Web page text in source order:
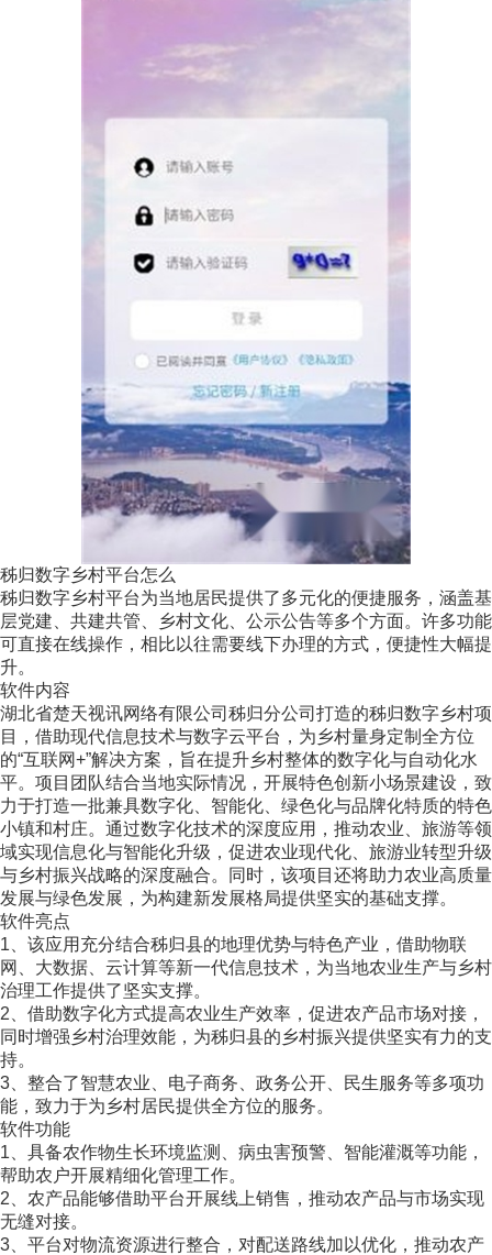
秭归数字乡村平台怎么
秭归数字乡村平台为当地居民提供了多元化的便捷服务，涵盖基
层党建、共建共管、乡村文化、公示公告等多个方面。许多功能
可直接在线操作，相比以往需要线下办理的方式，便捷性大幅提
升。
软件内容
湖北省楚天视讯网络有限公司秭归分公司打造的秭归数字乡村项
目，借助现代信息技术与数字云平台，为乡村量身定制全方位
的“互联网+”解决方案，旨在提升乡村整体的数字化与自动化水
平。项目团队结合当地实际情况，开展特色创新小场景建设，致
力于打造一批兼具数字化、智能化、绿色化与品牌化特质的特色
小镇和村庄。通过数字化技术的深度应用，推动农业、旅游等领
域实现信息化与智能化升级，促进农业现代化、旅游业转型升级
与乡村振兴战略的深度融合。同时，该项目还将助力农业高质量
发展与绿色发展，为构建新发展格局提供坚实的基础支撑。
软件亮点
1、该应用充分结合秭归县的地理优势与特色产业，借助物联
网、大数据、云计算等新一代信息技术，为当地农业生产与乡村
治理工作提供了坚实支撑。
2、借助数字化方式提高农业生产效率，促进农产品市场对接，
同时增强乡村治理效能，为秭归县的乡村振兴提供坚实有力的支
持。
3、整合了智慧农业、电子商务、政务公开、民生服务等多项功
能，致力于为乡村居民提供全方位的服务。
软件功能
1、具备农作物生长环境监测、病虫害预警、智能灌溉等功能，
帮助农户开展精细化管理工作。
2、农产品能够借助平台开展线上销售，推动农产品与市场实现
无缝对接。
3、平台对物流资源进行整合，对配送路线加以优化，推动农产